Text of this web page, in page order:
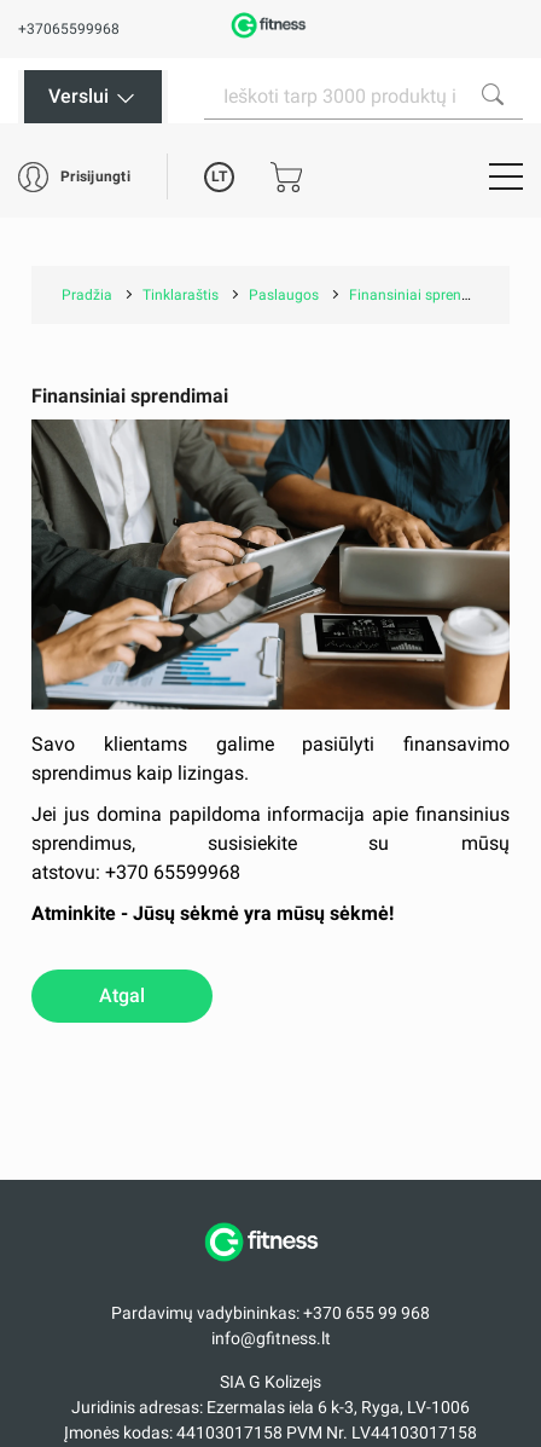
+37065599968
Verslui
Prisijungti LT
Pradžia Tinklaraštis Paslaugos Finansiniai sprendimai
Finansiniai sprendimai
Savo klientams galime pasiūlyti finansavimo
sprendimus kaip lizingas.
Jei jus domina papildoma informacija apie finansinius
sprendimus, susisiekite su mūsų
atstovu: +370 65599968
Atminkite - Jūsų sėkmė yra mūsų sėkmė!
Atgal
Pardavimų vadybininkas: +370 655 99 968
info@gfitness.lt
SIA G Kolizejs
Juridinis adresas: Ezermalas iela 6 k-3, Ryga, LV-1006
Įmonės kodas: 44103017158 PVM Nr. LV44103017158